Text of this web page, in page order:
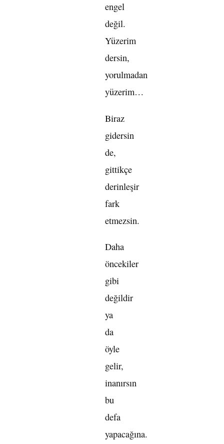
engel
değil.
Yüzerim
dersin,
yorulmadan
yüzerim…
Biraz
gidersin
de,
gittikçe
derinleşir
fark
etmezsin.
Daha
öncekiler
gibi
değildir
ya
da
öyle
gelir,
inanırsın
bu
defa
yapacağına.